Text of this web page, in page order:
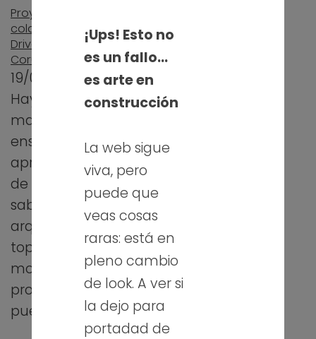
Proyecto de redes
colaborativo con
Drive, Trello, Canva,
Corubrics y Trivinet
19/03/2019
Hay maneras y
maneras de
enseñar y
aprender la teoría
de redes. Ya
sabéis:
arquitecturas,
topologías,
modelos,
protocolos...
puedes hacer…
¡Ups! Esto no
es un fallo…
es arte en
construcción
La web sigue
viva, pero
puede que
veas cosas
raras: está en
pleno cambio
de look. A ver si
la dejo para
portadad de